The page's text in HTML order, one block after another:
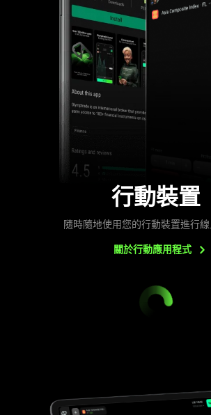
行動裝置
隨時隨地使用您的行動裝置進行線
關於行動應用程式